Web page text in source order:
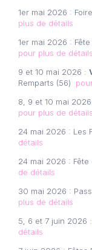
1er mai 2026 :
plus de détails
1er mai 2026 :
pour plus de détails
9 et 10 mai 2026 :
Remparts (56)
8, 9 et 10 mai
pour plus de détails
24 mai 2026 : Les
détails
24 mai 2026 : Fête
de détails
30 mai 2026 :
plus de détails
5, 6 et 7 juin 2026 :
détails